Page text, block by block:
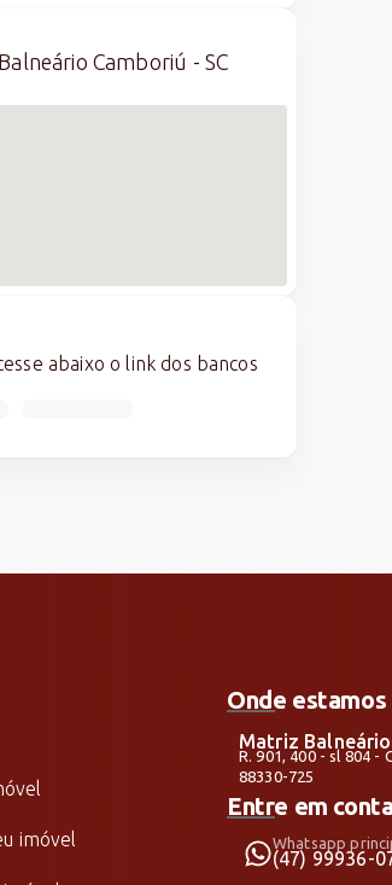
Camboriú - SC
abaixo o link dos bancos
imóvel
Onde estamos
Matriz
R. 901, 400 - sl 804 -
88330-725
Entre em
Whatsapp
(47) 99936-